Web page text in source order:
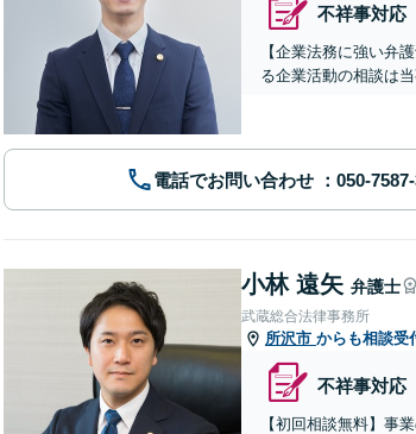
不祥事対応
【企業法務に強い弁
る企業活動の相談は
電話でお問い合わせ
小林 遠矢 弁護士
武蔵総合法律事務所
所沢市 からも相談受
不祥事対応
【初回相談無料】事